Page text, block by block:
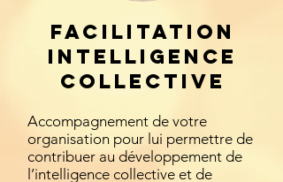
FACILITATION
Intelligence
collective
Accompagnement de votre
organisation pour lui permettre de
contribuer au développement de
l’intelligence collective et de